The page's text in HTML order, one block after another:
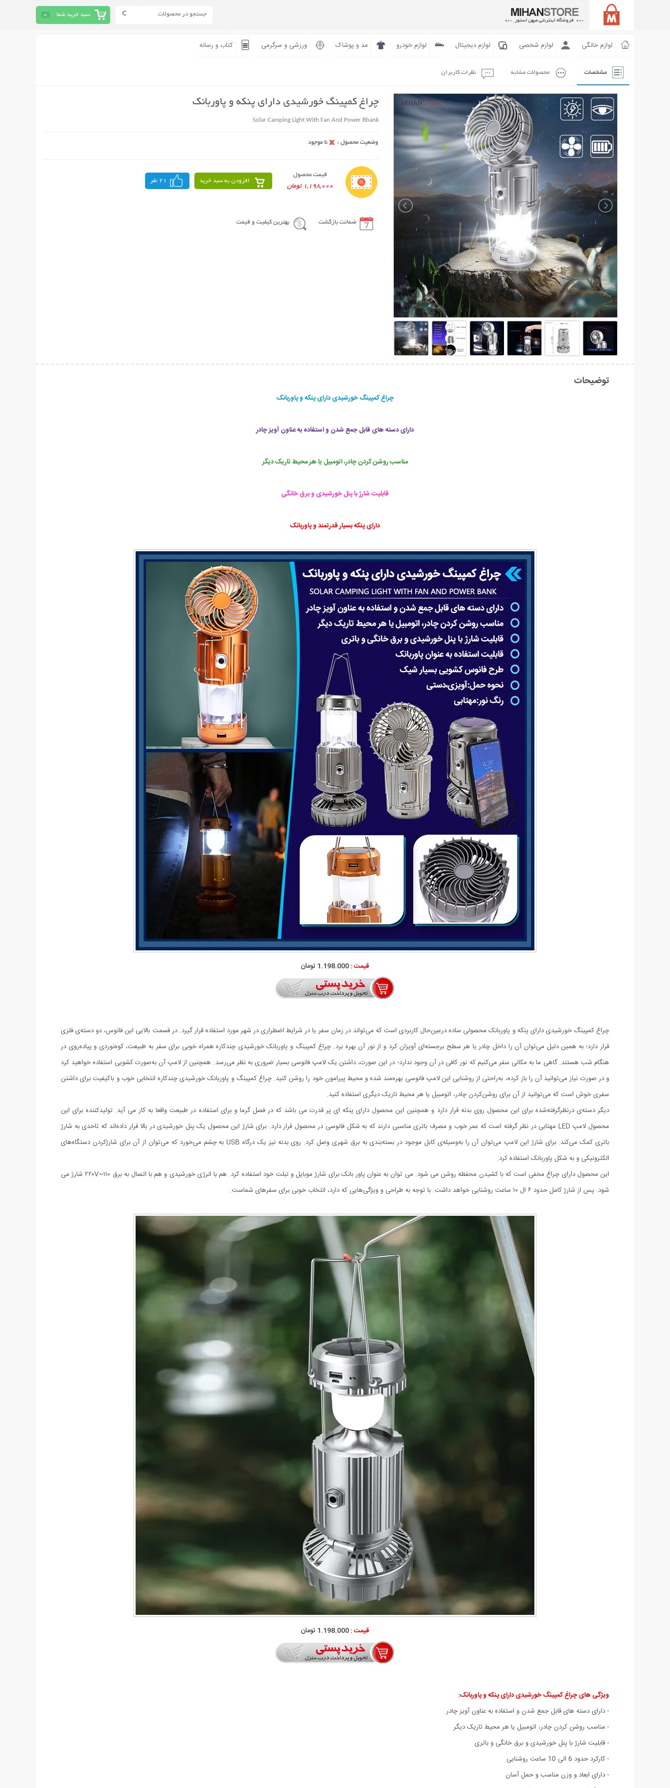
سبد خرید شما 0
لوازم خانگی لوازم شخصی لوازم دیجیتال لوازم خودرو مد و پوشاک ورزشی و سرگرمی کتاب و رسانه
مشخصات محصولات مشابه نظرات کاربران
چراغ کمپینگ خورشیدی دارای پنکه و پاوربانک
Solar Camping Light With Fan And Power Bbank
قیمت محصول
1,198,000 تومان
افزودن به سبد خرید 21 نفر
ضمانت بازگشت بهترین کیفیت و قیمت
توضیحات
چراغ کمپینگ خورشیدی دارای پنکه و پاوربانک
دارای دسته های قابل جمع شدن و استفاده به عناون آویز چادر
مناسب روشن ‌کردن چادر، اتومبیل یا هر محیط تاریک دیگر
قابلیت شارژ با پنل خورشیدی و برق خانگی
دارای پنکه بسیار قدرتمند و پاوربانک
قیمت :1.198.000 تومان
چراغ کمپینگ خورشیدی دارای پنکه و پاوربانک محصولی ساده درعین‌حال کاربردی است که می‌تواند در زمان سفر یا در شرایط اضطراری در شهر مورد استفاده قرار گیرد. در قسمت بالایی این فانوس، دو دسته‌ی فلزی
قرار دارد؛ به همین دلیل می‌توان آن را داخل چادر یا هر سطح برجسته‌ای آویزان کرد و از نور آن بهره برد. چراغ کمپینگ و پاوربانک خورشیدی چندکاره همراه خوبی برای سفر به طبیعت، کوه‌نوردی و پیاده‌روی در
هنگام شب هستند. گاهی ما به مکانی سفر می‌کنیم که نور کافی در آن وجود ندارد؛ در این صورت، داشتن یک لامپ فانوسی بسیار ضروری به نظر می‌رسد. همچنین از لامپ آن به‌صورت کشویی استفاده خواهید کرد
و در صورت نیاز می‌توانید آن را باز کرده، به‌راحتی از روشنایی این لامپ فانوسی بهره‌مند شده و محیط پیرامون خود را روشن کنید. چراغ کمپینگ و پاوربانک خورشیدی چندکاره انتخابی خوب و باکیفیت برای داشتن
سفری خوش است که می‌توانید از آن برای روشن‌کردن چادر، اتومبیل یا هر محیط تاریک دیگری استفاده کنید.
دیگر دسته‌ی درنظرگرفته‌شده برای این محصول روی بدنه قرار دارد و همچنین این محصول دارای پنکه ای پر قدرت می باشد که در فصل گرما و برای استفاده در طبیعت واقعا به کار می آید. تولیدکننده برای این
محصول لامپ LED مهتابی در نظر گرفته است که عمر خوب و مصرف باتری مناسبی دارند که به شکل فانوسی در محصول قرار دارد. برای شارژ این محصول یک پنل خورشیدی در بالا قرار داده‌اند که تاحدی به شارژ
باتری کمک می‌کند. برای شارژ این لامپ می‌توان آن را به‌وسیله‌ی کابل موجود در بسته‌بندی به برق شهری وصل کرد. روی بدنه نیز یک درگاه USB به چشم می‌خورد که می‌توان از آن برای شارژکردن دستگاه‌های
الکترونیکی و به شکل پاوربانک استفاده کرد.
این محصول دارای چراغ مخفی است که با کشیدن محفظه روشن می شود. می توان به عنوان پاور بانک برای شارژ موبایل و تبلت خود استفاده کرد. هم با انرژی خورشیدی و هم با اتصال به برق ۱۱۰~۲۲۰V شارژ می
شود. پس از شارژ کامل حدود ۶ ال ۱۰ ساعت روشنایی خواهد داشت. با توجه به طراحی و ویژگی‌هایی که دارد، انتخاب خوبی برای سفرهای شماست.
قیمت :1.198.000 تومان
ویژگی های چراغ کمپینگ خورشیدی دارای پنکه و پاوربانک:
- دارای دسته های قابل جمع شدن و استفاده به عناون آویز چادر
- مناسب روشن ‌کردن چادر، اتومبیل یا هر محیط تاریک دیگر
- قابلیت شارژ با پنل خورشیدی و برق خانگی و باتری
- کارکرد حدود 6 الی 10 ساعت روشنایی
- دارای ابعاد و وزن مناسب و حمل آسان